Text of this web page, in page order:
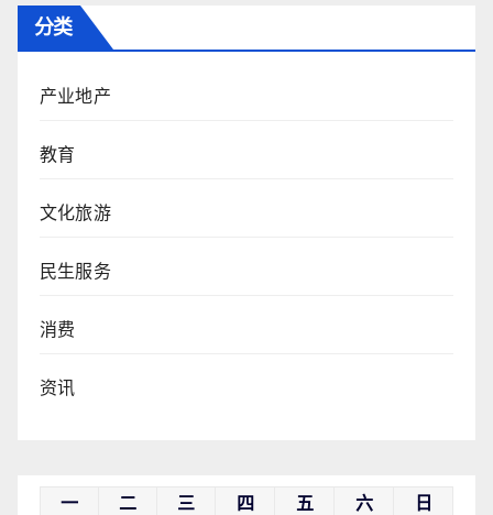
分类
产业地产
教育
文化旅游
民生服务
消费
资讯
一 二 三 四 五 六 日